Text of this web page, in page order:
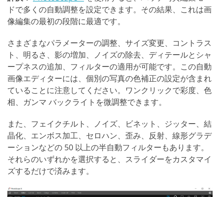
ドで多くの自動調整を設定できます。その結果、これは画
像編集の最初の段階に最適です。
さまざまなパラメーターの調整、サイズ変更、コントラス
ト、明るさ、影の増加、ノイズの除去、ディテールとシャ
ープネスの追加、フィルターの適用が可能です。この自動
画像エディターには、個別の写真の色補正の設定が含まれ
ていることに注意してください。ワンクリックで彩度、色
相、ガンマ バックライトを微調整できます。
また、フェイクチルト、ノイズ、ビネット、ジッター、結
晶化、エンボス加工、セロハン、歪み、反射、線形グラデ
ーションなどの 50 以上の半自動フィルターもあります。
それらのいずれかを選択すると、スライダーをカスタマイ
ズするだけで済みます。